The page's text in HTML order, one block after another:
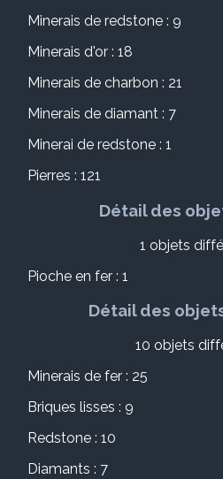
Minerais de redstone : 9
Minerais d'or : 18
Minerais de charbon : 21
Minerais de diamant : 7
Minerai de redstone : 1
Pierres : 121
Détail des
1 objets
Pioche en fer : 1
Détail des
10 objets
Minerais de fer : 25
Briques lisses : 9
Redstone : 10
Diamants : 7